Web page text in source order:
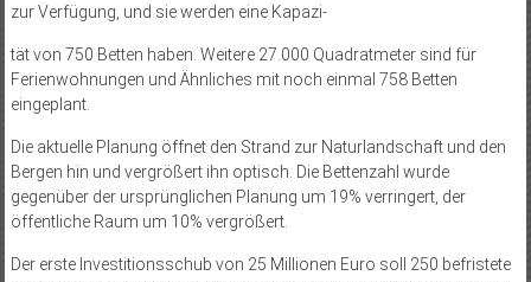
zur Verfügung, und sie werden eine Kapazi-
tät von 750 Betten haben. Weitere 27.000 Quadratmeter sind für
Ferienwohnungen und Ähnliches mit noch einmal 758 Betten
eingeplant.
Die aktuelle Planung öffnet den Strand zur Naturlandschaft und den
Bergen hin und vergrößert ihn optisch. Die Bettenzahl wurde
gegenüber der ursprünglichen Planung um 19% verringert, der
öffentliche Raum um 10% vergrößert.
Der erste Investitionsschub von 25 Millionen Euro soll 250 befristete